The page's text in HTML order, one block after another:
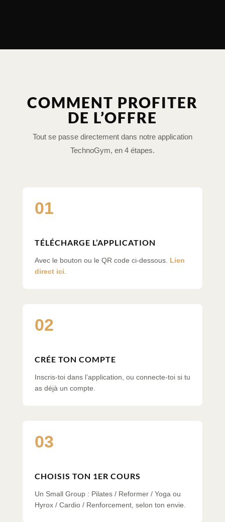
COMMENT PROFITER
DE L’OFFRE
Tout se passe directement dans notre application
TechnoGym, en 4 étapes.
01
TÉLÉCHARGE L’APPLICATION
Avec le bouton ou le QR code ci-dessous. Lien
direct ici
02
CRÉE TON COMPTE
Inscris-toi dans l’application, ou connecte-toi si tu
as déjà un compte.
03
CHOISIS TON 1ER COURS
Un Small Group : Pilates / Reformer / Yoga ou
Hyrox / Cardio / Renforcement, selon ton envie.